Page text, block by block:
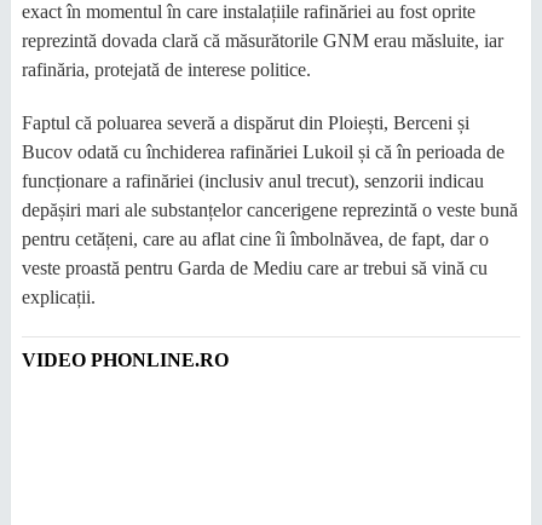
exact în momentul în care instalațiile rafinăriei au fost oprite
reprezintă dovada clară că măsurătorile GNM erau măsluite, iar
rafinăria, protejată de interese politice.
​Faptul că poluarea severă a dispărut din Ploiești, Berceni și
Bucov odată cu închiderea rafinăriei Lukoil și că în perioada de
funcționare a rafinăriei (inclusiv anul trecut), senzorii indicau
depășiri mari ale substanțelor cancerigene reprezintă o veste bună
pentru cetățeni, care au aflat cine îi îmbolnăvea, de fapt, dar o
veste proastă pentru Garda de Mediu care ar trebui să vină cu
explicații.
VIDEO PHONLINE.RO